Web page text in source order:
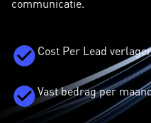
communicatie.
Cost Per Lead
Vast bedrag per